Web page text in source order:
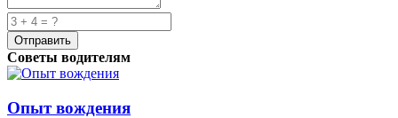
Советы водителям
Опыт вождения